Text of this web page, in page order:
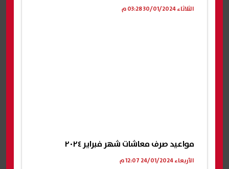
الثلاثاء 30/01/2024 03:28 م
مواعيد صرف معاشات شهر فبراير ٢٠٢٤
الأربعاء 24/01/2024 12:07 م